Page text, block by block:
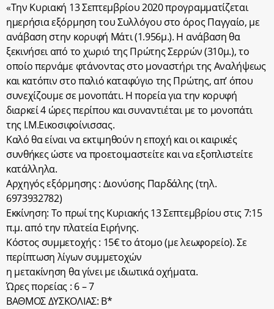
«Την Κυριακή 13 Σεπτεμβρίου 2020 προγραμματίζεται
ημερήσια εξόρμηση του Συλλόγου στο όρος Παγγαίο, με
ανάβαση στην κορυφή Μάτι (1.956μ.). Η ανάβαση θα
ξεκινήσει από το χωριό της Πρώτης Σερρών (310μ.), το
οποίο περνάμε φτάνοντας στο μοναστήρι της Αναλήψεως
και κατόπιν στο παλιό καταφύγιο της Πρώτης, απ’ όπου
συνεχίζουμε σε μονοπάτι. Η πορεία για την κορυφή
διαρκεί 4 ώρες περίπου και συναντιέται με το μονοπάτι
της Ι.Μ.Εικοσιφοίνισσας.
Καλό θα είναι να εκτιμηθούν η εποχή και οι καιρικές
συνθήκες ώστε να προετοιμαστείτε και να εξοπλιστείτε
κατάλληλα.
Αρχηγός εξόρμησης : Διονύσης Παρδάλης (τηλ.
6973932782)
Εκκίνηση: Το πρωί της Κυριακής 13 Σεπτεμβρίου στις 7:15
π.μ. από την πλατεία Ειρήνης.
Κόστος συμμετοχής : 15€ το άτομο (με λεωφορείο). Σε
περίπτωση λίγων συμμετοχών
η μετακίνηση θα γίνει με ιδιωτικά οχήματα.
Ώρες πορείας : 6 – 7
ΒΑΘΜΟΣ ΔΥΣΚΟΛΙΑΣ: Β*